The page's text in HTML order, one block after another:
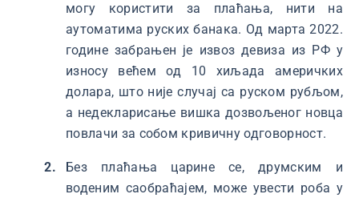
могу користити за плаћања, нити на
аутоматима руских банака. Од марта 2022.
године забрањен је извоз девиза из РФ у
износу већем од 10 хиљада америчких
долара, што није случај са руском рубљом,
а недекларисање вишка дозвољеног новца
повлачи за собом кривичну одговорност.
Без плаћања царине се, друмским и
воденим саобраћајем, може увести роба у